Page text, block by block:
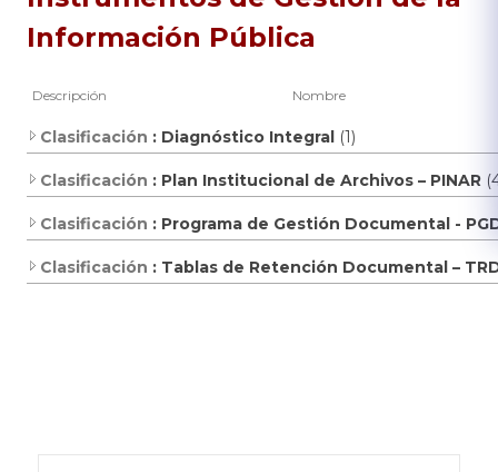
Información Pública
Descripción Nombre
Clasificación : Diagnóstico Integral (1)
Clasificación : Plan Institucional de Archivos – PINAR
Clasificación : Programa de Gestión Documental -
Clasificación : Tablas de Retención Documental –